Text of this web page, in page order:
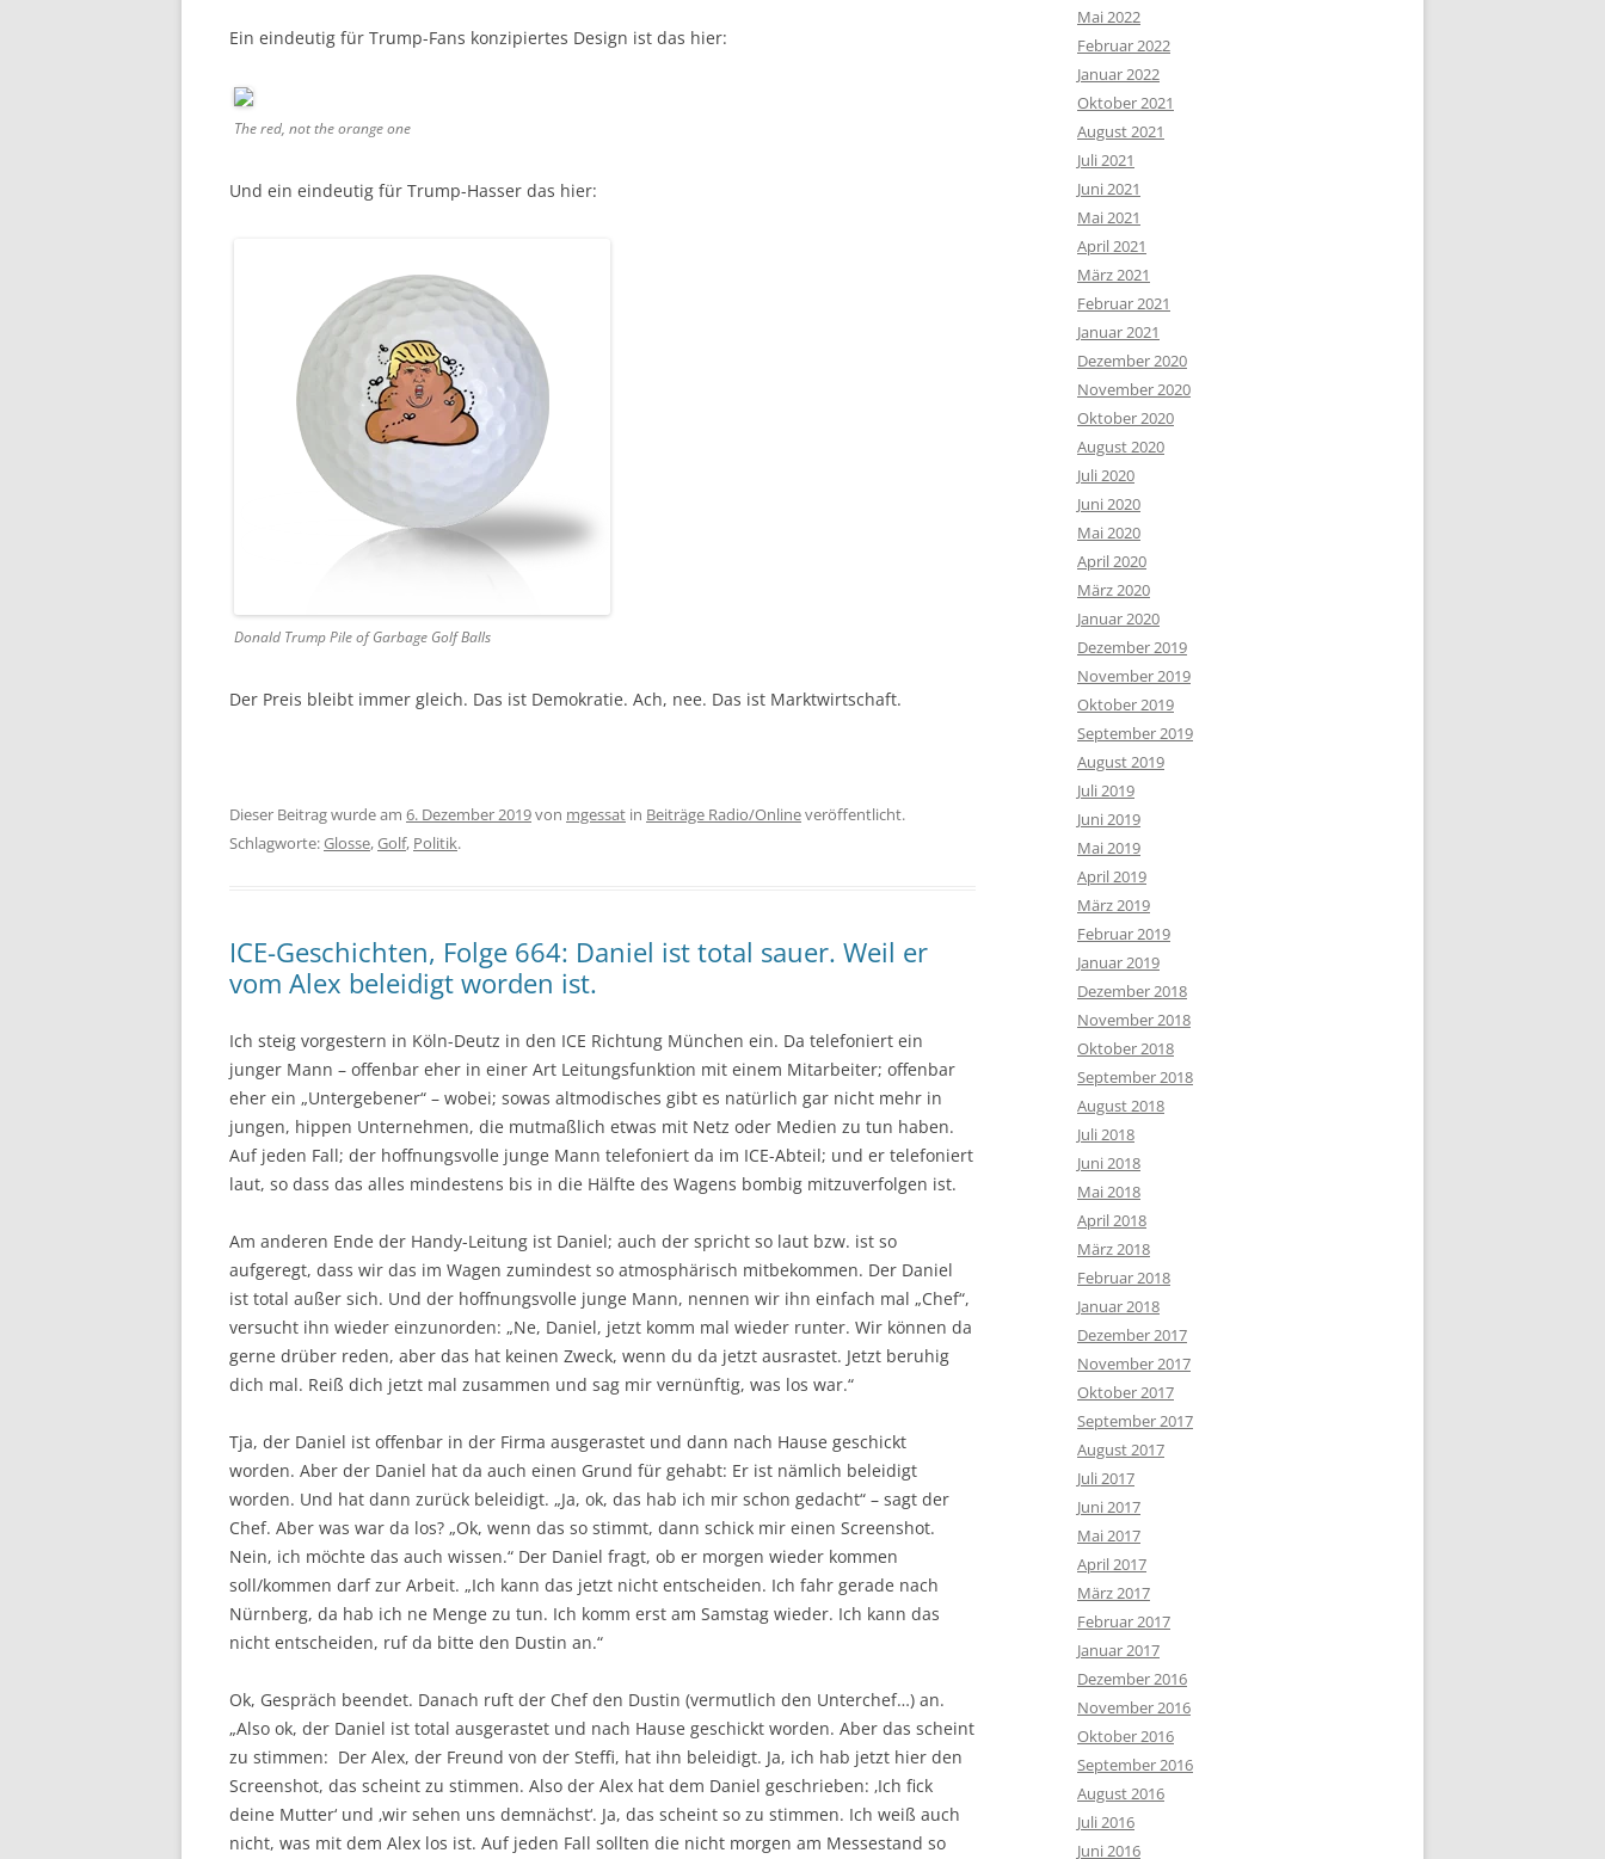
Ein eindeutig für Trump-Fans konzipiertes Design ist das hier:
The red, not the orange one
Und ein eindeutig für Trump-Hasser das hier:
Donald Trump Pile of Garbage Golf Balls
Der Preis bleibt immer gleich. Das ist Demokratie. Ach, nee. Das ist Marktwirtschaft.
Dieser Beitrag wurde am 6. Dezember 2019von mgessat in Beiträge Radio/Onlineveröffentlicht.
Schlagworte:Glosse,Golf, Politik.
ICE-Geschichten, Folge 664: Daniel ist total sauer. Weil er
vom Alex beleidigt worden ist.
Ich steig vorgestern in Köln-Deutz in den ICE Richtung München ein. Da telefoniert ein
junger Mann – offenbar eher in einer Art Leitungsfunktion mit einem Mitarbeiter; offenbar
eher ein „Untergebener“ – wobei; sowas altmodisches gibt es natürlich gar nicht mehr in
jungen, hippen Unternehmen, die mutmaßlich etwas mit Netz oder Medien zu tun haben.
Auf jeden Fall; der hoffnungsvolle junge Mann telefoniert da im ICE-Abteil; und er telefoniert
laut, so dass das alles mindestens bis in die Hälfte des Wagens bombig mitzuverfolgen ist.
Am anderen Ende der Handy-Leitung ist Daniel; auch der spricht so laut bzw. ist so
aufgeregt, dass wir das im Wagen zumindest so atmosphärisch mitbekommen. Der Daniel
ist total außer sich. Und der hoffnungsvolle junge Mann, nennen wir ihn einfach mal „Chef“,
versucht ihn wieder einzunorden: „Ne, Daniel, jetzt komm mal wieder runter. Wir können da
gerne drüber reden, aber das hat keinen Zweck, wenn du da jetzt ausrastet. Jetzt beruhig
dich mal. Reiß dich jetzt mal zusammen und sag mir vernünftig, was los war.“
Tja, der Daniel ist offenbar in der Firma ausgerastet und dann nach Hause geschickt
worden. Aber der Daniel hat da auch einen Grund für gehabt: Er ist nämlich beleidigt
worden. Und hat dann zurück beleidigt. „Ja, ok, das hab ich mir schon gedacht“ – sagt der
Chef. Aber was war da los? „Ok, wenn das so stimmt, dann schick mir einen Screenshot.
Nein, ich möchte das auch wissen.“ Der Daniel fragt, ob er morgen wieder kommen
soll/kommen darf zur Arbeit. „Ich kann das jetzt nicht entscheiden. Ich fahr gerade nach
Nürnberg, da hab ich ne Menge zu tun. Ich komm erst am Samstag wieder. Ich kann das
nicht entscheiden, ruf da bitte den Dustin an.“
Ok, Gespräch beendet. Danach ruft der Chef den Dustin (vermutlich den Unterchef…) an.
„Also ok, der Daniel ist total ausgerastet und nach Hause geschickt worden. Aber das scheint
zu stimmen: Der Alex, der Freund von der Steffi, hat ihn beleidigt. Ja, ich hab jetzt hier den
Screenshot, das scheint zu stimmen. Also der Alex hat dem Daniel geschrieben: ‚Ich fick
deine Mutter‘ und ‚wir sehen uns demnächst‘. Ja, das scheint so zu stimmen. Ich weiß auch
nicht, was mit dem Alex los ist. Auf jeden Fall sollten die nicht morgen am Messestand so
Mai 2022
Februar 2022
Januar 2022
Oktober 2021
August 2021
Juli 2021
Juni 2021
Mai 2021
April 2021
März 2021
Februar 2021
Januar 2021
Dezember 2020
November 2020
Oktober 2020
August 2020
Juli 2020
Juni 2020
Mai 2020
April 2020
März 2020
Januar 2020
Dezember 2019
November 2019
Oktober 2019
September 2019
August 2019
Juli 2019
Juni 2019
Mai 2019
April 2019
März 2019
Februar 2019
Januar 2019
Dezember 2018
November 2018
Oktober 2018
September 2018
August 2018
Juli 2018
Juni 2018
Mai 2018
April 2018
März 2018
Februar 2018
Januar 2018
Dezember 2017
November 2017
Oktober 2017
September 2017
August 2017
Juli 2017
Juni 2017
Mai 2017
April 2017
März 2017
Februar 2017
Januar 2017
Dezember 2016
November 2016
Oktober 2016
September 2016
August 2016
Juli 2016
Juni 2016